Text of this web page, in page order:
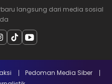
langsung dari media sosial
Pedoman Media Siber